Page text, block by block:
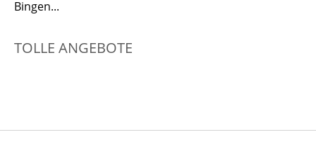
Bingen...
TOLLE ANGEBOTE